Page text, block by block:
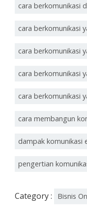
cara berkomunikasi
cara berkomunikasi
cara berkomunikasi
cara berkomunikasi
cara berkomunikasi
cara membangun
dampak komunikasi
pengertian
Category : Bisnis